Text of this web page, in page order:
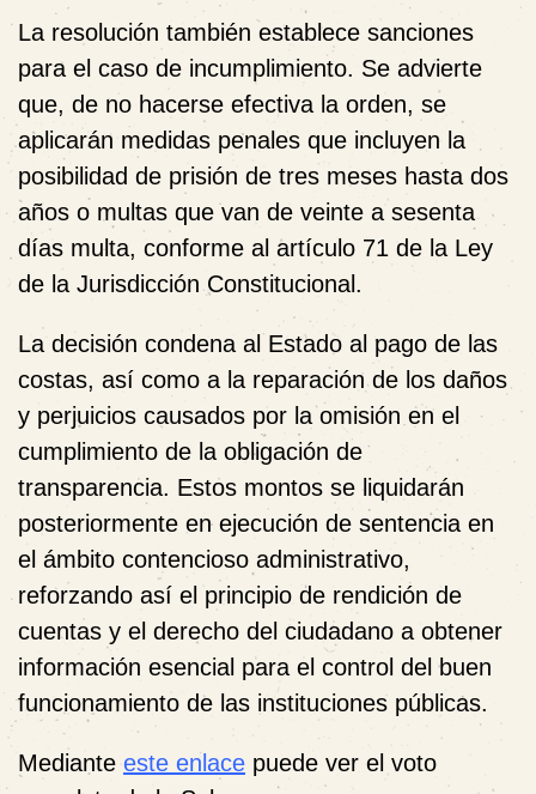
La resolución también establece sanciones
para el caso de incumplimiento. Se advierte
que, de no hacerse efectiva la orden, se
aplicarán medidas penales que incluyen la
posibilidad de prisión de tres meses hasta dos
años o multas que van de veinte a sesenta
días multa, conforme al artículo 71 de la Ley
de la Jurisdicción Constitucional.
La decisión condena al Estado al pago de las
costas, así como a la reparación de los daños
y perjuicios causados por la omisión en el
cumplimiento de la obligación de
transparencia. Estos montos se liquidarán
posteriormente en ejecución de sentencia en
el ámbito contencioso administrativo,
reforzando así el principio de rendición de
cuentas y el derecho del ciudadano a obtener
información esencial para el control del buen
funcionamiento de las instituciones públicas.
Mediante este enlace puede ver el voto